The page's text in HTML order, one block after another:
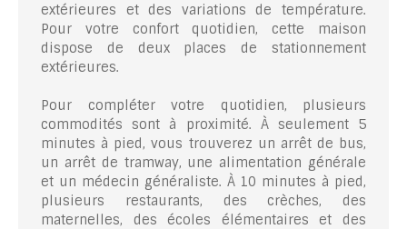
extérieures et des variations de température.
Pour votre confort quotidien, cette maison
dispose de deux places de stationnement
extérieures.
Pour compléter votre quotidien, plusieurs
commodités sont à proximité. À seulement 5
minutes à pied, vous trouverez un arrêt de bus,
un arrêt de tramway, une alimentation générale
et un médecin généraliste. À 10 minutes à pied,
plusieurs restaurants, des crèches, des
maternelles, des écoles élémentaires et des